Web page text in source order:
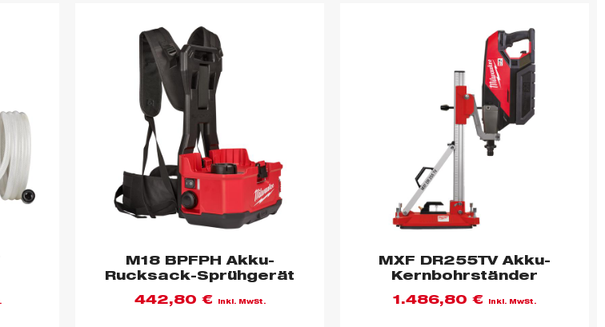
M18 BPFPH Akku-
Rucksack-Sprühgerät
442,80 € inkl. MwSt.
MXF DR255TV Akku-
Kernbohrständer
1.486,80 € inkl. MwSt.